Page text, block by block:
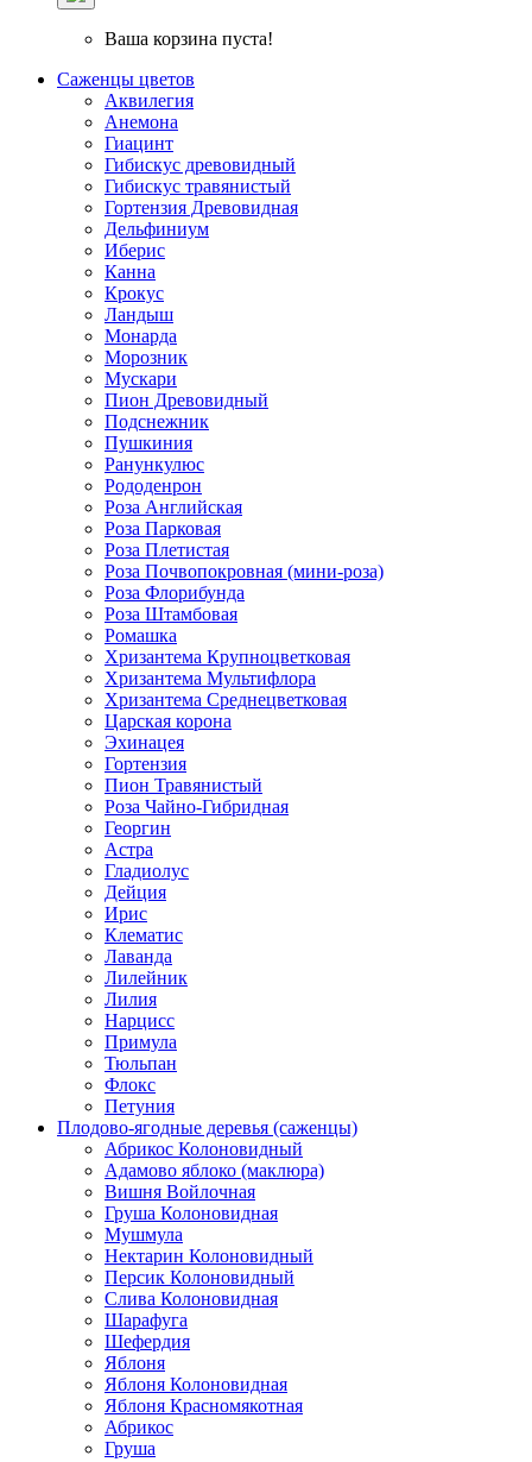
Ваша корзина пуста!
Саженцы цветов
Аквилегия
Анемона
Гиацинт
Гибискус древовидный
Гибискус травянистый
Гортензия Древовидная
Дельфиниум
Иберис
Канна
Крокус
Ландыш
Монарда
Морозник
Мускари
Пион Древовидный
Подснежник
Пушкиния
Ранункулюс
Рододенрон
Роза Английская
Роза Парковая
Роза Плетистая
Роза Почвопокровная (мини-роза)
Роза Флорибунда
Роза Штамбовая
Ромашка
Хризантема Крупноцветковая
Хризантема Мультифлора
Хризантема Среднецветковая
Царская корона
Эхинацея
Гортензия
Пион Травянистый
Роза Чайно-Гибридная
Георгин
Астра
Гладиолус
Дейция
Ирис
Клематис
Лаванда
Лилейник
Лилия
Нарцисс
Примула
Тюльпан
Флокс
Петуния
Плодово-ягодные деревья (саженцы)
Абрикос Колоновидный
Адамово яблоко (маклюра)
Вишня Войлочная
Груша Колоновидная
Мушмула
Нектарин Колоновидный
Персик Колоновидный
Слива Колоновидная
Шарафуга
Шефердия
Яблоня
Яблоня Колоновидная
Яблоня Красномякотная
Абрикос
Груша